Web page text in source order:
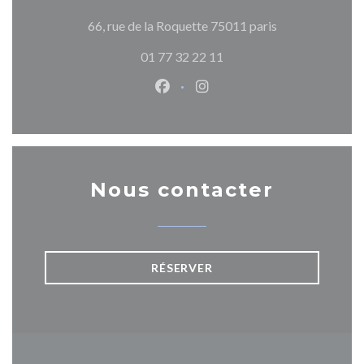
66, rue de la Roquette 75011 paris((ouvre une
01 77 32 22 11
Facebook ((ouvre une
Instagram ((ouvre une
Nous contacter
RÉSERVER